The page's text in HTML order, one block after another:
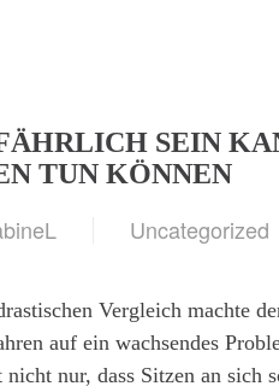
SEIN
TUN KÖNNEN
Uncategorized
Vergleich machte
auf ein wachsendes
nur, dass Sitzen an sich